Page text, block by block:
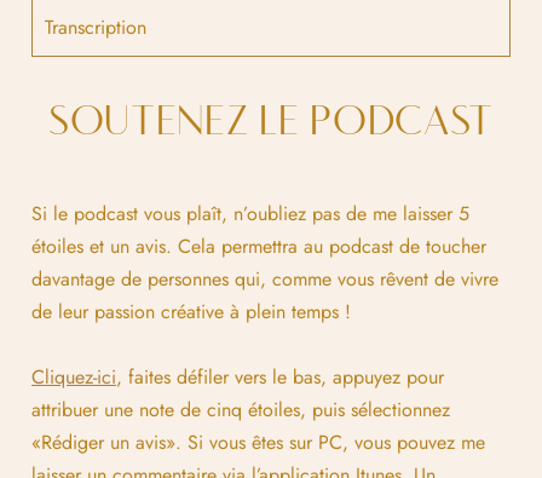
Transcription
SOUTENEZ LE PODCAST
Si le podcast vous plaît, n’oubliez pas de me laisser 5
étoiles et un avis. Cela permettra au podcast de toucher
davantage de personnes qui, comme vous rêvent de vivre
de leur passion créative à plein temps !
Cliquez-ici, faites défiler vers le bas, appuyez pour
attribuer une note de cinq étoiles, puis sélectionnez
«Rédiger un avis». Si vous êtes sur PC, vous pouvez me